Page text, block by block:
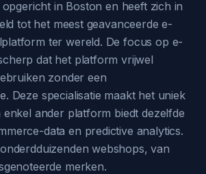
opgericht in Boston en heeft zich in
tot het meest geavanceerde e-
ter wereld. De focus op e-
dat het platform vrijwel
zonder een
Deze specialisatie maakt het uniek
enkel ander platform biedt dezelfde
data en predictive analytics.
webshops, van
merken.